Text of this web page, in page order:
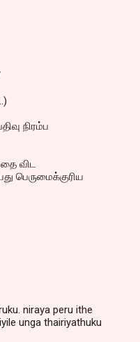
நிரம்ப
விட
பெருமைக்குரிய
niraya peru ithe
unga thairiyathuku